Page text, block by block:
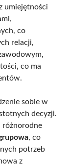
umiejętności
co
relacji,
co ma
sobie w
decyzji.
różnorodne
, co
potrzeb
z